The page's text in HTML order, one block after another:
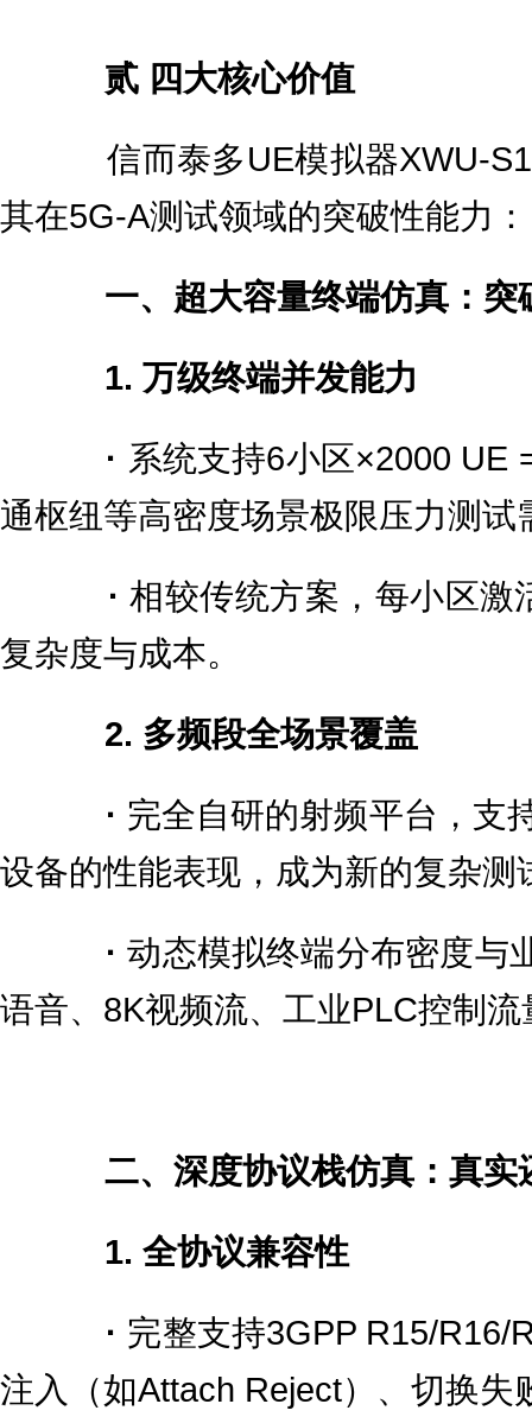
贰 四大核心价值
信而泰多UE模拟器XWU-
其在5G-A测试领域的突破性能力：
一、超大容量终端仿真：突
1. 万级终端并发能力
· 系统支持6小区×2000 UE
通枢纽等高密度场景极限压力测试
· 相较传统方案，每小区激
复杂度与成本。
2. 多频段全场景覆盖
· 完全自研的射频平台，支
设备的性能表现，成为新的复杂测
· 动态模拟终端分布密度与
语音、8K视频流、工业PLC控制流
二、深度协议栈仿真：真实
1. 全协议兼容性
· 完整支持3GPP R15/R16/
注入（如Attach Reject）、切换失